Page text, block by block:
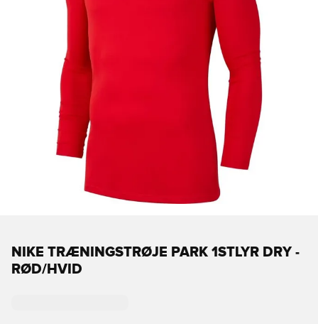
NIKE TRÆNINGSTRØJE PARK 1STLYR DRY -
RØD/HVID